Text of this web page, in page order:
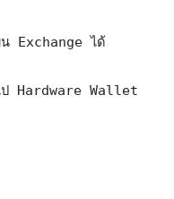
Exchange ได้
Hardware Wallet